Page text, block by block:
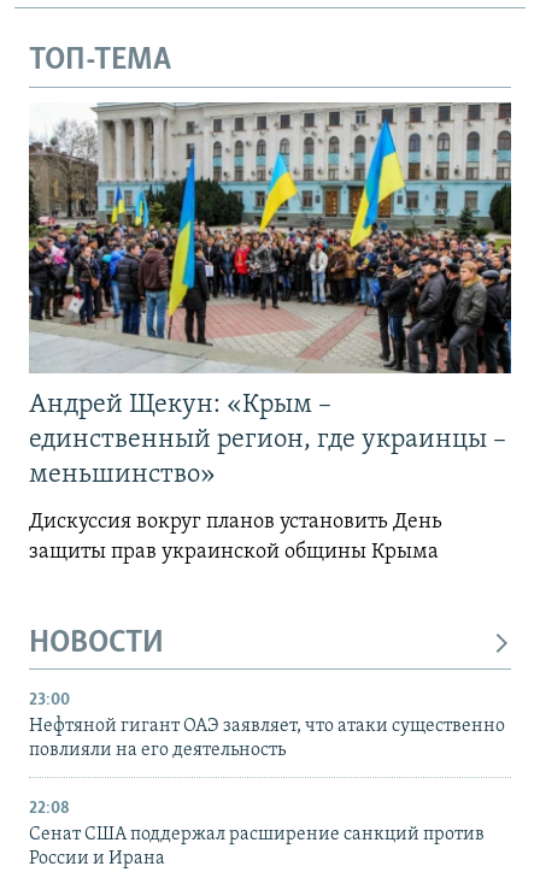
ТОП-ТЕМА
Андрей Щекун: «Крым –
единственный регион, где украинцы –
меньшинство»
Дискуссия вокруг планов установить День
защиты прав украинской общины Крыма
НОВОСТИ
23:00
Нефтяной гигант ОАЭ заявляет, что атаки существенно
повлияли на его деятельность
22:08
Сенат США поддержал расширение санкций против
России и Ирана